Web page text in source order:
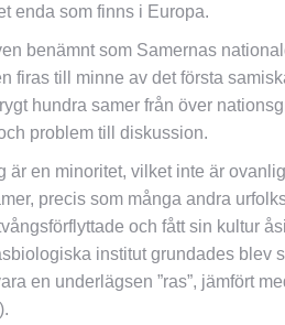
enda som finns i Europa.
benämnt som Samernas
firas till minne av det första
hundra samer från över
problem till diskussion.
är en minoritet, vilket inte är
precis som många andra
och fått sin kultur
institut grundades blev
en underlägsen ”ras”, jämfört